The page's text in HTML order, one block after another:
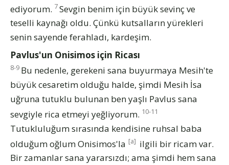
ediyorum. 7Sevgin benim için büyük sevinç ve
teselli kaynağı oldu. Çünkü kutsalların yürekleri
senin sayende ferahladı, kardeşim.
Pavlus'un Onisimos için Ricası
8-9 Bu nedenle, gerekeni sana buyurmaya Mesih'te
büyük cesaretim olduğu halde, şimdi Mesih İsa
uğruna tutuklu bulunan ben yaşlı Pavlus sana
sevgiyle rica etmeyi yeğliyorum. 10-11
Tutukluluğum sırasında kendisine ruhsal baba
olduğum oğlum Onisimos'la [a] ilgili bir ricam var.
Bir zamanlar sana yararsızdı; ama şimdi hem sana